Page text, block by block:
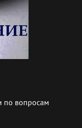
по вопросам